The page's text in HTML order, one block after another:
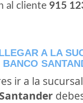
al cliente 915
A LA
BANCO
ir a la sucursal